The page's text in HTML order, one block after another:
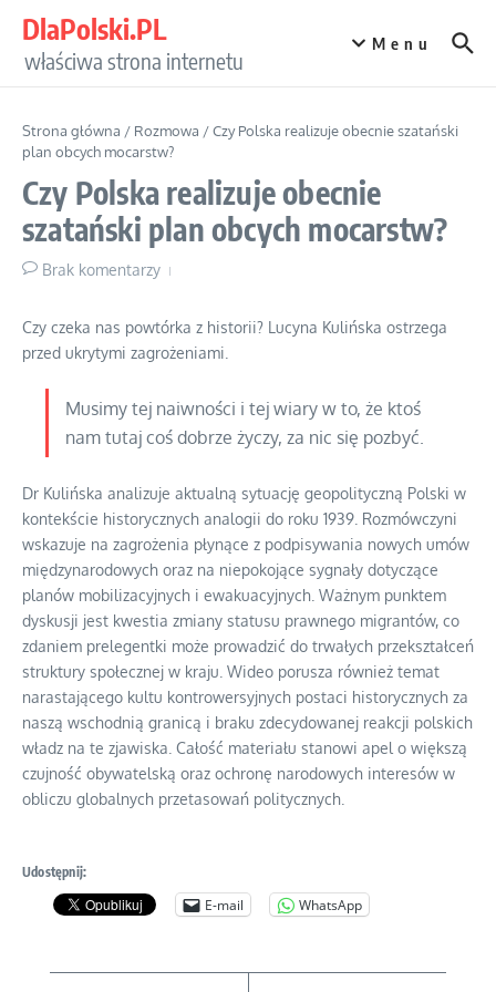
DlaPolski.PL
właściwa strona internetu
Menu
Strona główna / Rozmowa /Czy Polska realizuje obecnie szatański
plan obcych mocarstw?
Czy Polska realizuje obecnie
szatański plan obcych mocarstw?
Brak komentarzy
Czy czeka nas powtórka z historii? Lucyna Kulińska ostrzega
przed ukrytymi zagrożeniami.
Musimy tej naiwności i tej wiary w to, że ktoś
nam tutaj coś dobrze życzy, za nic się pozbyć.
Dr Kulińska analizuje aktualną sytuację geopolityczną Polski w
kontekście historycznych analogii do roku 1939. Rozmówczyni
wskazuje na zagrożenia płynące z podpisywania nowych umów
międzynarodowych oraz na niepokojące sygnały dotyczące
planów mobilizacyjnych i ewakuacyjnych. Ważnym punktem
dyskusji jest kwestia zmiany statusu prawnego migrantów, co
zdaniem prelegentki może prowadzić do trwałych przekształceń
struktury społecznej w kraju. Wideo porusza również temat
narastającego kultu kontrowersyjnych postaci historycznych za
naszą wschodnią granicą i braku zdecydowanej reakcji polskich
władz na te zjawiska. Całość materiału stanowi apel o większą
czujność obywatelską oraz ochronę narodowych interesów w
obliczu globalnych przetasowań politycznych.
Udostępnij:
E-mail WhatsApp